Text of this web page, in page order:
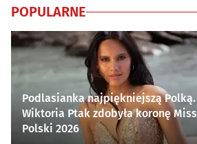
POPULARNE
Podlasianka najpiękniejszą Polką.
Wiktoria Ptak zdobyła koronę Miss
Polski 2026